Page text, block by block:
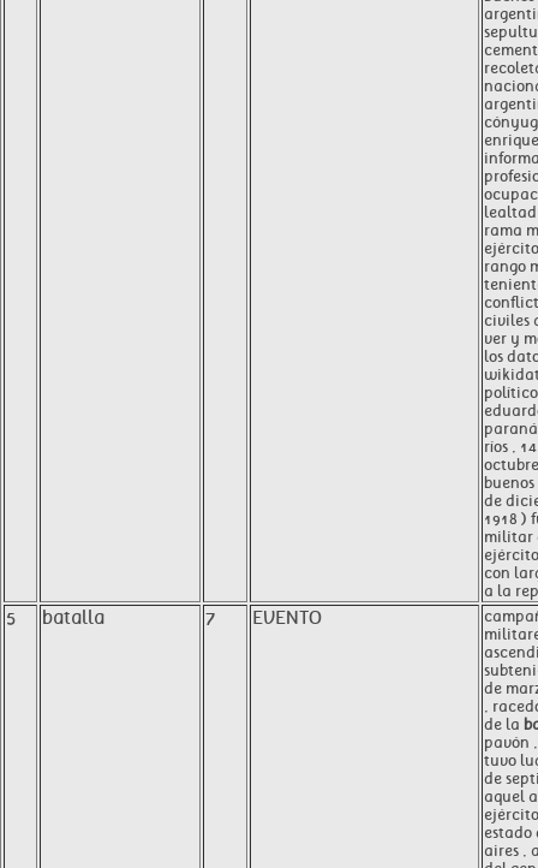
rama
rango
civiles
ver y
los
ríos ,
de
1918 )
militar
con
a la
5 batalla 7 EVENTO
de
,
de la
pavón
tuvo
de
aquel
estado
aires ,